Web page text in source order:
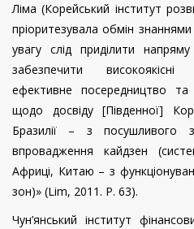
Ліма (Корейський інститут
пріоритезувала обмін
увагу слід приділити
забезпечити
ефективне посередництво та
щодо досвіду [Південної]
Бразилії – з посушливого
впровадження кайдзен
Африці, Китаю – з
зон)» (Lim, 2011. P. 63).
Чун’янський інститут